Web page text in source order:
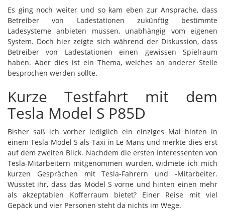
Es ging noch weiter und so kam eben zur Ansprache, dass
Betreiber von Ladestationen zukünftig bestimmte
Ladesysteme anbieten müssen, unabhängig vom eigenen
System. Doch hier zeigte sich während der Diskussion, dass
Betreiber von Ladestationen einen gewissen Spielraum
haben. Aber dies ist ein Thema, welches an anderer Stelle
besprochen werden sollte.
Kurze Testfahrt mit dem
Tesla Model S P85D
Bisher saß ich vorher lediglich ein einziges Mal hinten in
einem Tesla Model S als Taxi in Le Mans und merkte dies erst
auf dem zweiten Blick. Nachdem die ersten Interessenten von
Tesla-Mitarbeitern mitgenommen wurden, widmete ich mich
kurzen Gesprächen mit Tesla-Fahrern und -Mitarbeiter.
Wusstet ihr, dass das Model S vorne und hinten einen mehr
als akzeptablen Kofferraum bietet? Einer Reise mit viel
Gepäck und vier Personen steht da nichts im Wege.